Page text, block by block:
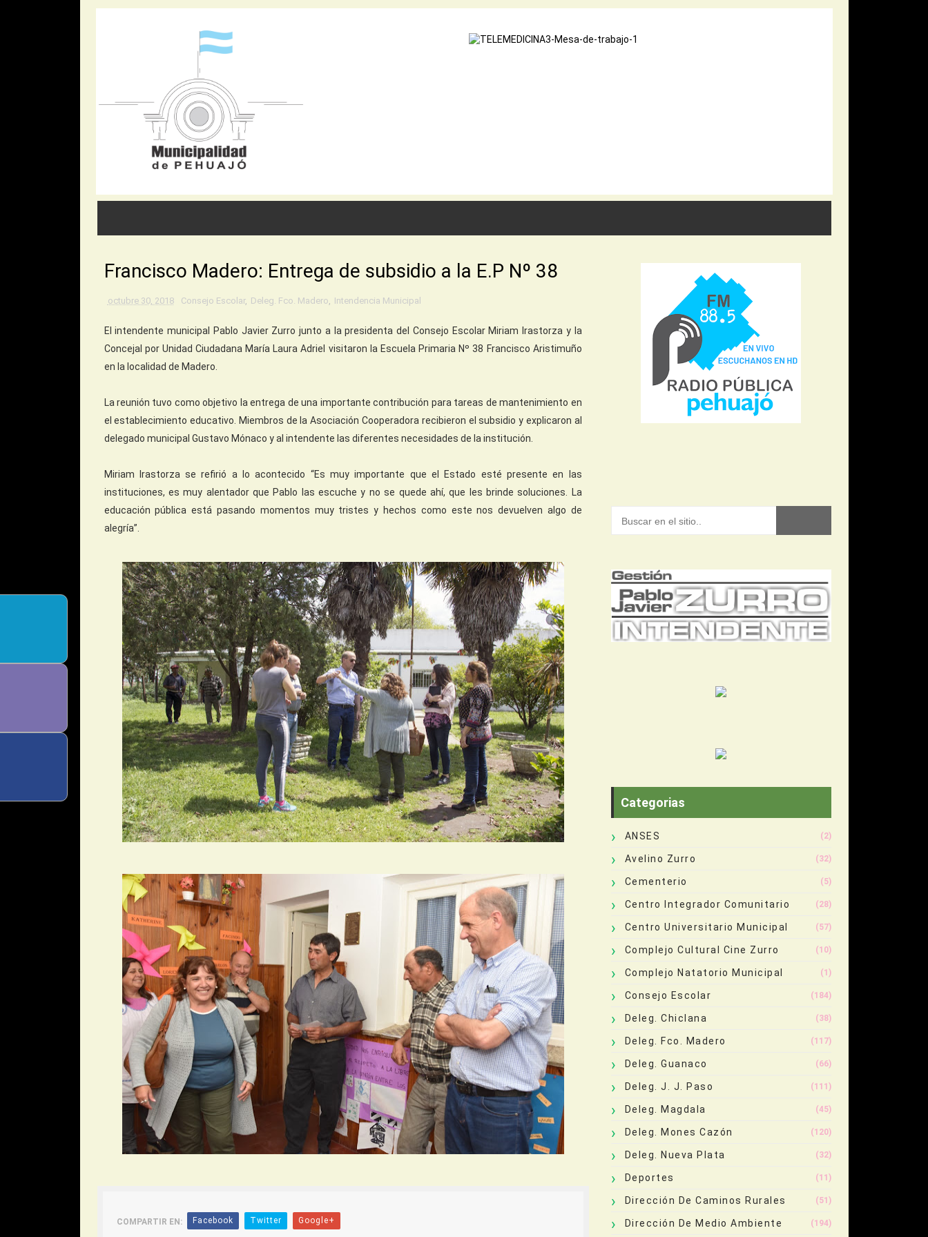
Francisco Madero: Entrega de subsidio a la E.P Nº 38
octubre 30, 2018 Consejo Escolar, Deleg. Fco. Madero, Intendencia Municipal
El intendente municipal Pablo Javier Zurro junto a la presidenta del Consejo Escolar Miriam Irastorza y la
Concejal por Unidad Ciudadana María Laura Adriel visitaron la Escuela Primaria Nº 38 Francisco Aristimuño
en la localidad de Madero.
La reunión tuvo como objetivo la entrega de una importante contribución para tareas de mantenimiento en
el establecimiento educativo. Miembros de la Asociación Cooperadora recibieron el subsidio y explicaron al
delegado municipal Gustavo Mónaco y al intendente las diferentes necesidades de la institución.
Miriam Irastorza se refirió a lo acontecido “Es muy importante que el Estado esté presente en las
instituciones, es muy alentador que Pablo las escuche y no se quede ahí, que les brinde soluciones. La
educación pública está pasando momentos muy tristes y hechos como este nos devuelven algo de
alegría”.
COMPARTIR EN: Facebook Twitter Google+
Categorias
ANSES (2)
Avelino Zurro (32)
Cementerio (5)
Centro Integrador Comunitario (28)
Centro Universitario Municipal (57)
Complejo Cultural Cine Zurro (10)
Complejo Natatorio Municipal (1)
Consejo Escolar (184)
Deleg. Chiclana (38)
Deleg. Fco. Madero (117)
Deleg. Guanaco (66)
Deleg. J. J. Paso (111)
Deleg. Magdala (45)
Deleg. Mones Cazón (120)
Deleg. Nueva Plata (32)
Deportes (11)
Dirección De Caminos Rurales (51)
Dirección De Medio Ambiente (194)